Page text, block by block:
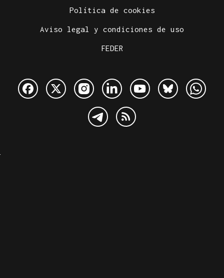
Política de cookies
Aviso legal y condiciones de uso
FEDER